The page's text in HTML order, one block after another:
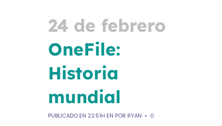
24 de febrero
OneFile:
Historia
mundial
PUBLICADO EN 22:51H EN POR RYAN
0